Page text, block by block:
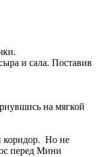
и сала. Поставив
на мягкой
коридор. Но не
перед Мини